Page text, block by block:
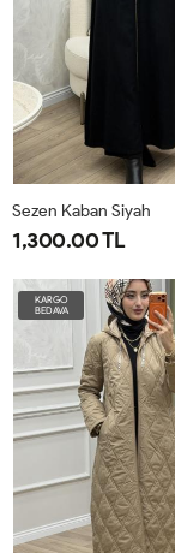
1-
4042
2-
4446
3-
4850
Sezen Kaban Siyah
1,300.00 TL
KARGO
BEDAVA